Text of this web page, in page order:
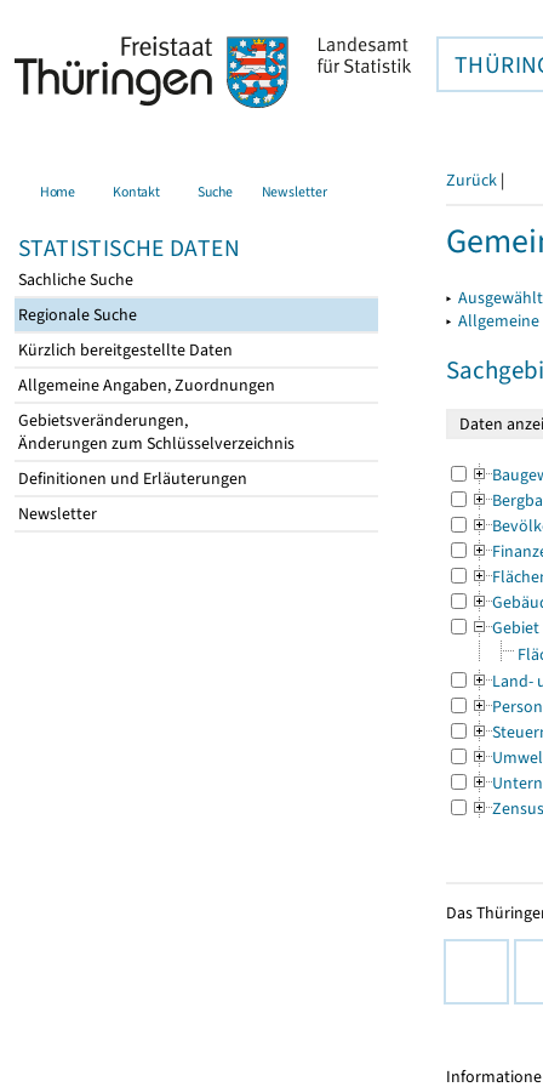
Home Kontakt Suche Newsletter
STATISTISCHE DATEN
Sachliche Suche
Regionale Suche
Kürzlich bereitgestellte Daten
Allgemeine Angaben, Zuordnungen
Gebietsveränderungen,
Änderungen zum Schlüsselverzeichnis
Definitionen und Erläuterungen
Newsletter
Zurück |
▸
▸
Gebiet
Land-
Zensus
Das